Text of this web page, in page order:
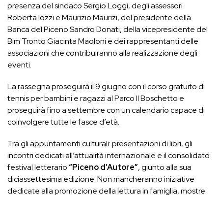
presenza del sindaco Sergio Loggi, degli assessori
Roberta Iozzi e Maurizio Maurizi, del presidente della
Banca del Piceno Sandro Donati, della vicepresidente del
Bim Tronto Giacinta Maoloni e dei rappresentanti delle
associazioni che contribuiranno alla realizzazione degli
eventi.
La rassegna proseguirà il 9 giugno con il corso gratuito di
tennis per bambini e ragazzi al Parco Il Boschetto e
proseguirà fino a settembre con un calendario capace di
coinvolgere tutte le fasce d’età.
Tra gli appuntamenti culturali: presentazioni di libri, gli
incontri dedicati all’attualità internazionale e il consolidato
festival letterario“Piceno d’Autore”, giunto alla sua
diciassettesima edizione. Non mancheranno iniziative
dedicate alla promozione della lettura in famiglia, mostre